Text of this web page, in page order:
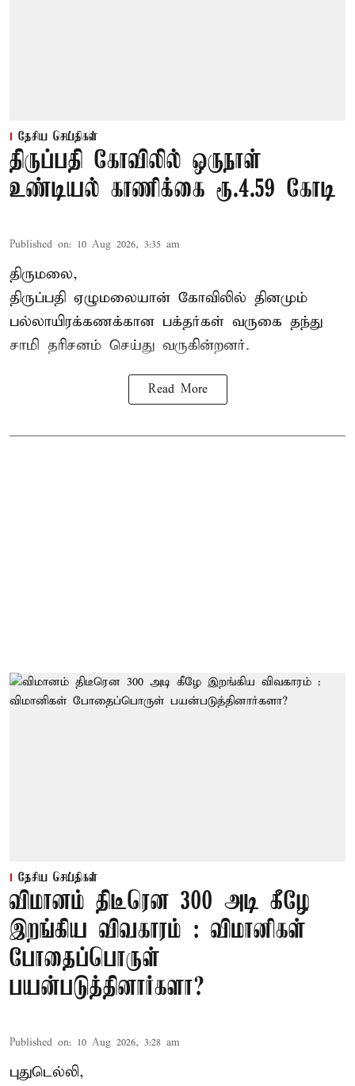
தேசிய செய்திகள்
திருப்பதி கோவிலில் ஒருநாள்
உண்டியல் காணிக்கை ரூ.4.59 கோடி
Published on: 10 Aug 2026, 3:35 am
திருமலை,
திருப்பதி ஏழுமலையான் கோவிலில் தினமும்
பல்லாயிரக்கணக்கான பக்தர்கள் வருகை தந்து
சாமி தரிசனம் செய்து வருகின்றனர்.
Read More
தேசிய செய்திகள்
விமானம் திடீரென 300 அடி கீழே
இறங்கிய விவகாரம் : விமானிகள்
போதைப்பொருள்
பயன்படுத்தினார்களா?
Published on: 10 Aug 2026, 3:28 am
புதுடெல்லி,